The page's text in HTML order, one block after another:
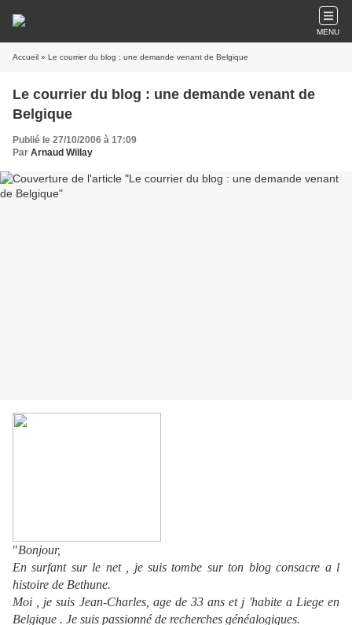
MENU
Accueil » Le courrier du blog : une demande venant de Belgique
Le courrier du blog : une demande venant de
Belgique
Publié le 27/10/2006 à 17:09
Par Arnaud Willay
"Bonjour,
En surfant sur le net , je suis tombe sur ton blog consacre a l
histoire de Bethune.
Moi , je suis Jean-Charles, age de 33 ans et j 'habite a Liege en
Belgique . Je suis passionné de recherches généalogiques.